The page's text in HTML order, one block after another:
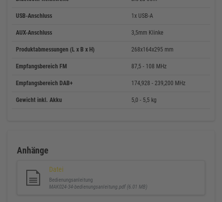
USB-Anschluss 1x USB-A
AUX-Anschluss 3,5mm Klinke
Produktabmessungen (L x B x H) 268x164x295 mm
Empfangsbereich FM 87,5 - 108 MHz
Empfangsbereich DAB+ 174,928 - 239,200 MHz
Gewicht inkl. Akku 5,0 - 5,5 kg
Anhänge
Datei
Bedienungsanleitung
MAK024-34-bedienungsanleitung.pdf (6.01 MB)